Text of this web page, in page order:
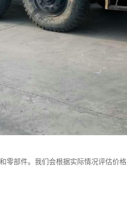
零部件。我们会根据实际情况评估价